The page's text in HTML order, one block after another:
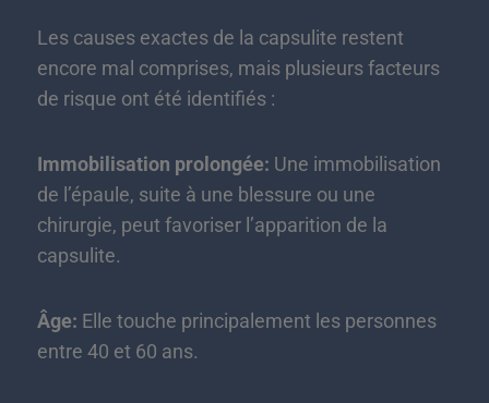
Les causes exactes de la capsulite restent
encore mal comprises, mais plusieurs facteurs
de risque ont été identifiés :
Immobilisation prolongée: Une immobilisation
de l’épaule, suite à une blessure ou une
chirurgie, peut favoriser l’apparition de la
capsulite.
Âge: Elle touche principalement les personnes
entre 40 et 60 ans.